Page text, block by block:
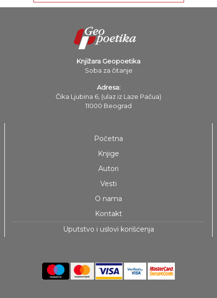
neobjavljenu zbirku poezije – i Riba
Knjižara Geopoetika
Soba za čitanje
Adresa:
Čika Ljubina 6, (ulaz iz Laze Pačua)
11000 Beograd
Početna
Knjige
Autori
Vesti
O nama
Kontakt
Uputstvo i uslovi korišćenja